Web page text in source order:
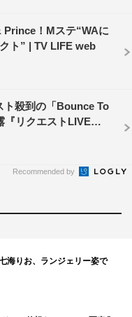
ャニー（喜多川）
ますので、いろんなこ
いっぱい挑戦していき
亜が代表して「（東
スケートボードをやっ
名前をいただいた時
を代表する侍とつけて
生かして、2020年頑
1月22日にデビュー
とになりました。今ま
ん、これをきっかけに
Prince！Mステ“WAに
ト” | TV LIFE web
殺到の「Bounce To
リクエストLIVE』
Recommended by
海りお、ランジェリー姿で